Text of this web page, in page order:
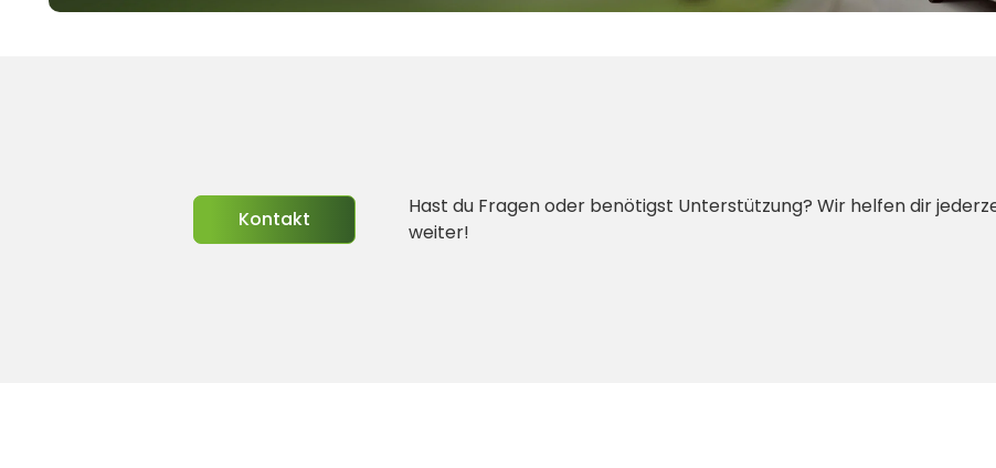
Kontakt
Hast du Fragen oder benötigst Unterstützung? Wir helfen dir
weiter!